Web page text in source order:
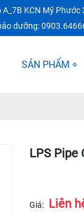
A_7B KCN Mỹ Phước
dưỡng:
SẢN PHẨM
LPS Pipe
Giá: Liên